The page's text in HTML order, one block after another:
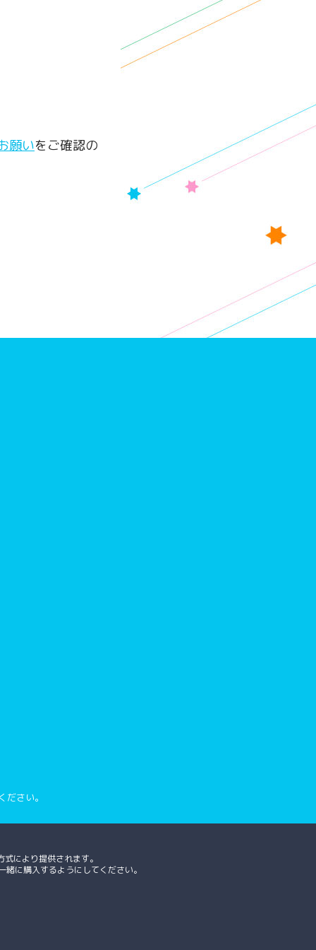
願いをご確認の
さい。
により提供されます。
に購入するようにしてください。